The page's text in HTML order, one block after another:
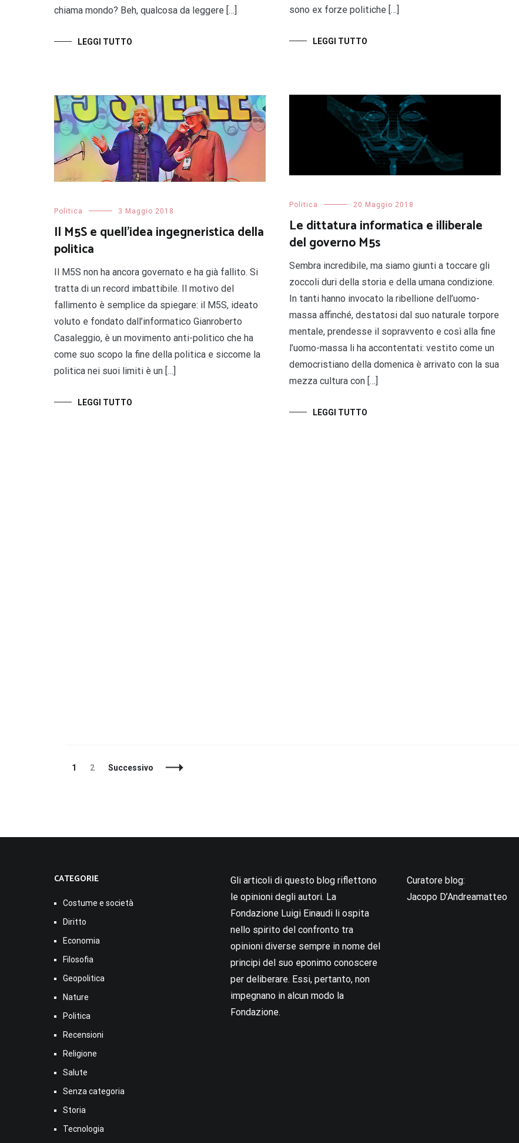
sono ex forze politiche […]
LEGGI TUTTO
chiama mondo? Beh, qualcosa da leggere […]
LEGGI TUTTO
Politica 20 Maggio 2018
Le dittatura informatica e illiberale
del governo M5s
Sembra incredibile, ma siamo giunti a toccare gli
zoccoli duri della storia e della umana condizione.
In tanti hanno invocato la ribellione dell’uomo-
massa affinché, destatosi dal suo naturale torpore
mentale, prendesse il sopravvento e così alla fine
l’uomo-massa li ha accontentati: vestito come un
democristiano della domenica è arrivato con la sua
mezza cultura con […]
LEGGI TUTTO
Politica 3 Maggio 2018
Il M5S e quell’idea ingegneristica della
politica
Il M5S non ha ancora governato e ha già fallito. Si
tratta di un record imbattibile. Il motivo del
fallimento è semplice da spiegare: il M5S, ideato
voluto e fondato dall’informatico Gianroberto
Casaleggio, è un movimento anti-politico che ha
come suo scopo la fine della politica e siccome la
politica nei suoi limiti è un […]
LEGGI TUTTO
Navigazione
Pagina
1 Pagina
2 Successivo
CATEGORIE
Costume e società
Diritto
Economia
Filosofia
Geopolitica
Nature
Politica
Recensioni
Religione
Salute
Senza categoria
Storia
Tecnologia
Gli articoli di questo blog riflettono
le opinioni degli autori. La
Fondazione Luigi Einaudi li ospita
nello spirito del confronto tra
opinioni diverse sempre in nome del
principi del suo eponimo conoscere
per deliberare. Essi, pertanto, non
impegnano in alcun modo la
Fondazione.
Curatore blog:
Jacopo D’Andreamatteo